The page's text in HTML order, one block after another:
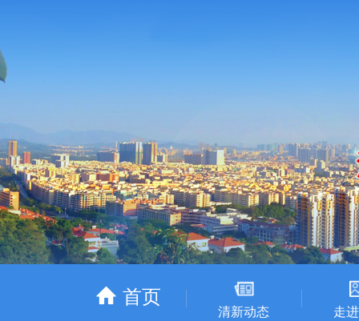
首页
清新动态 走